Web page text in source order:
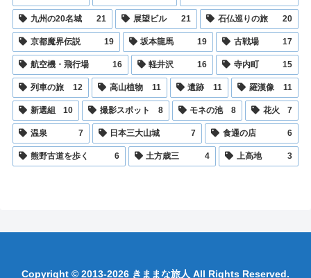
九州の20名城 21 展望ビル 21 石仏巡りの旅 20
京都魔界伝説 19 坂本龍馬 19 古戦場 17
航空機・飛行場 16 軽井沢 16 寺内町 15
列車の旅 12 高山植物 11 遺跡 11 羅漢像 11
新選組 10 撮影スポット 8 モネの池 8 花火 7
温泉 7 日本三大山城 7 食通の店 6
熊野古道を歩く 6 土方歳三 4 上高地 3
Copyright © 2013-2026 きままな旅人 All Rights Reserved.